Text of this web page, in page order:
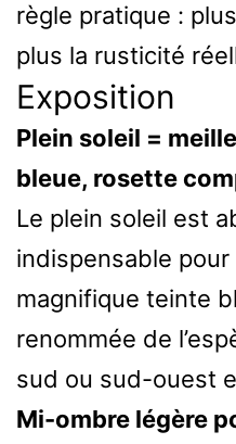
règle pratique :
plus la rusticité
Exposition
Plein soleil =
bleue, rosette
Le plein soleil est
indispensable
magnifique teinte
renommée de
sud ou sud-ouest
Mi-ombre légère